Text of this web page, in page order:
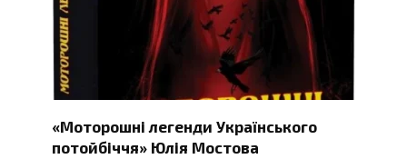
«Моторошні легенди Українського
потойбіччя» Юлія Мостова